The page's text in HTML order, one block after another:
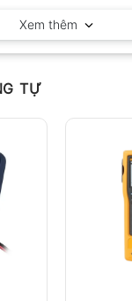
Xem thêm
TỰ